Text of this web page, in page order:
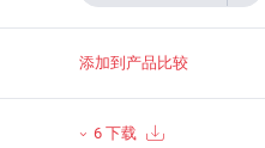
添加到产品比较
6 下载